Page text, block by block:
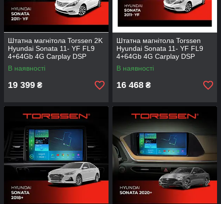
Штатна магнітола Torssen 2K
Hyundai Sonata 11- YF FL9
4+64Gb 4G Carplay DSP
В наявності
19 399 ₴
Штатна магнітола Torssen
Hyundai Sonata 11- YF FL9
4+64Gb 4G Carplay DSP
В наявності
16 468 ₴